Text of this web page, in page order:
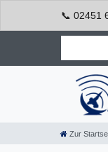
📞 02451
Zur